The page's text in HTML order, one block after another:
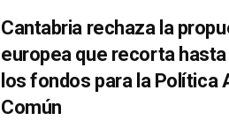
Cantabria rechaza la
europea que recorta hasta
los fondos para la Política
Común